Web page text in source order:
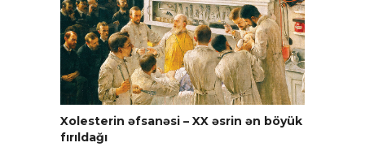
Xolesterin əfsanəsi – XX əsrin ən böyük
fırıldağı